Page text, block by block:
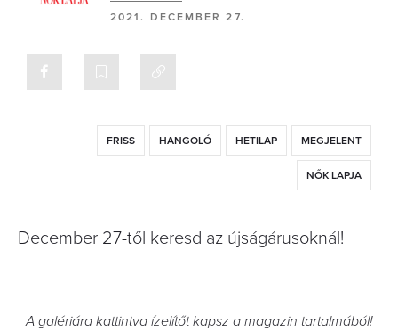
2021. DECEMBER 27.
FRISS HANGOLÓ HETILAP MEGJELENT
NŐK LAPJA
December 27-től keresd az újságárusoknál!
A galériára kattintva ízelítőt kapsz a magazin tartalmából!